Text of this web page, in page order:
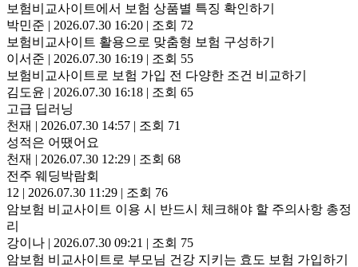
보험비교사이트에서 보험 상품별 특징 확인하기
박민준 | 2026.07.30 16:20 | 조회 72
보험비교사이트 활용으로 맞춤형 보험 구성하기
이서준 | 2026.07.30 16:19 | 조회 55
보험비교사이트로 보험 가입 전 다양한 조건 비교하기
김도윤 | 2026.07.30 16:18 | 조회 65
고급 딥러닝
천재 | 2026.07.30 14:57 | 조회 71
성적은 어땠어요
천재 | 2026.07.30 12:29 | 조회 68
전주 웨딩박람회
12 | 2026.07.30 11:29 | 조회 76
암보험 비교사이트 이용 시 반드시 체크해야 할 주의사항 총정
리
강이나 | 2026.07.30 09:21 | 조회 75
암보험 비교사이트로 부모님 건강 지키는 효도 보험 가입하기